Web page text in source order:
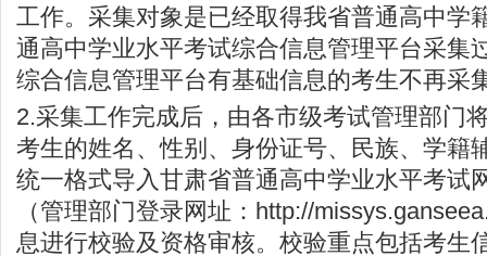
工作。采集对象是已经取得我省普通高中学
通高中学业水平考试综合信息管理平台采集
综合信息管理平台有基础信息的考生不再采
2.采集工作完成后，由各市级考试管理部门
考生的姓名、性别、身份证号、民族、学籍
统一格式导入甘肃省普通高中学业水平考试
（管理部门登录网址： http://
息进行校验及资格审核。校验重点包括考生